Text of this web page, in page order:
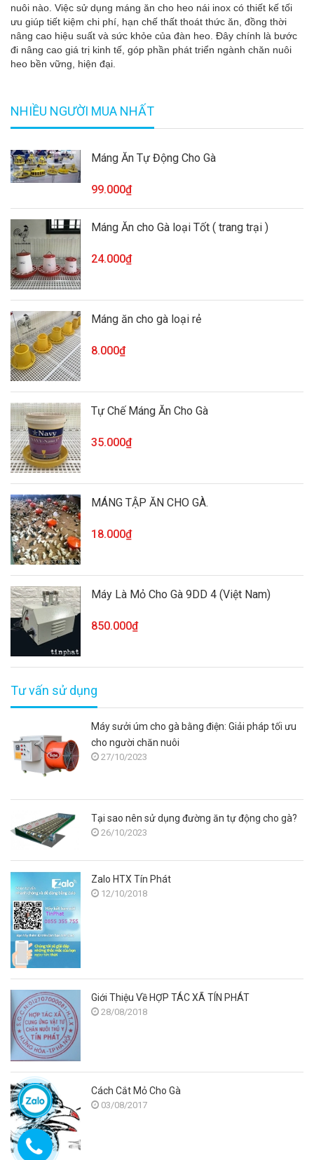
nuôi nào. Việc sử dụng máng ăn cho heo nái inox có thiết kế tối
ưu giúp tiết kiệm chi phí, hạn chế thất thoát thức ăn, đồng thời
nâng cao hiệu suất và sức khỏe của đàn heo. Đây chính là bước
đi nâng cao giá trị kinh tế, góp phần phát triển ngành chăn nuôi
heo bền vững, hiện đại.
NHIỀU NGƯỜI MUA NHẤT
Máng Ăn Tự Động Cho Gà
99.000₫
Máng Ăn cho Gà loại Tốt ( trang trại )
24.000₫
Máng ăn cho gà loại rẻ
8.000₫
Tự Chế Máng Ăn Cho Gà
35.000₫
MÁNG TẬP ĂN CHO GÀ.
18.000₫
Máy Là Mỏ Cho Gà 9DD 4 (Việt Nam)
850.000₫
Tư vấn sử dụng
Máy sưởi úm cho gà bằng điện: Giải pháp tối ưu
cho người chăn nuôi
27/10/2023
Tại sao nên sử dụng đường ăn tự động cho gà?
26/10/2023
Zalo HTX Tín Phát
12/10/2018
Giới Thiệu Về HỢP TÁC XÃ TÍN PHÁT
28/08/2018
Cách Cắt Mỏ Cho Gà
03/08/2017